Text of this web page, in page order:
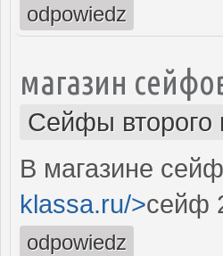
odpowiedz
магазин
Сейфы второго
В магазине
klassa.ru/>сейф
odpowiedz